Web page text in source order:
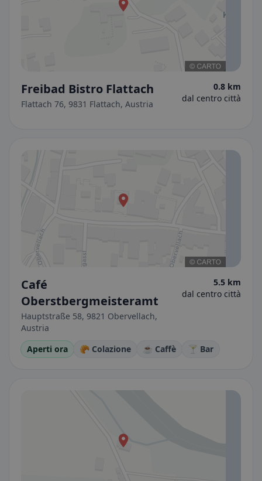
Freibad Bistro Flattach
Flattach 76, 9831 Flattach, Austria
0.8 km
dal centro città
Café
Oberstbergmeisteramt
Hauptstraße 58, 9821 Obervellach,
Austria
5.5 km
dal centro città
Aperti ora 🥐 Colazione ☕ Caffè 🍸 Bar